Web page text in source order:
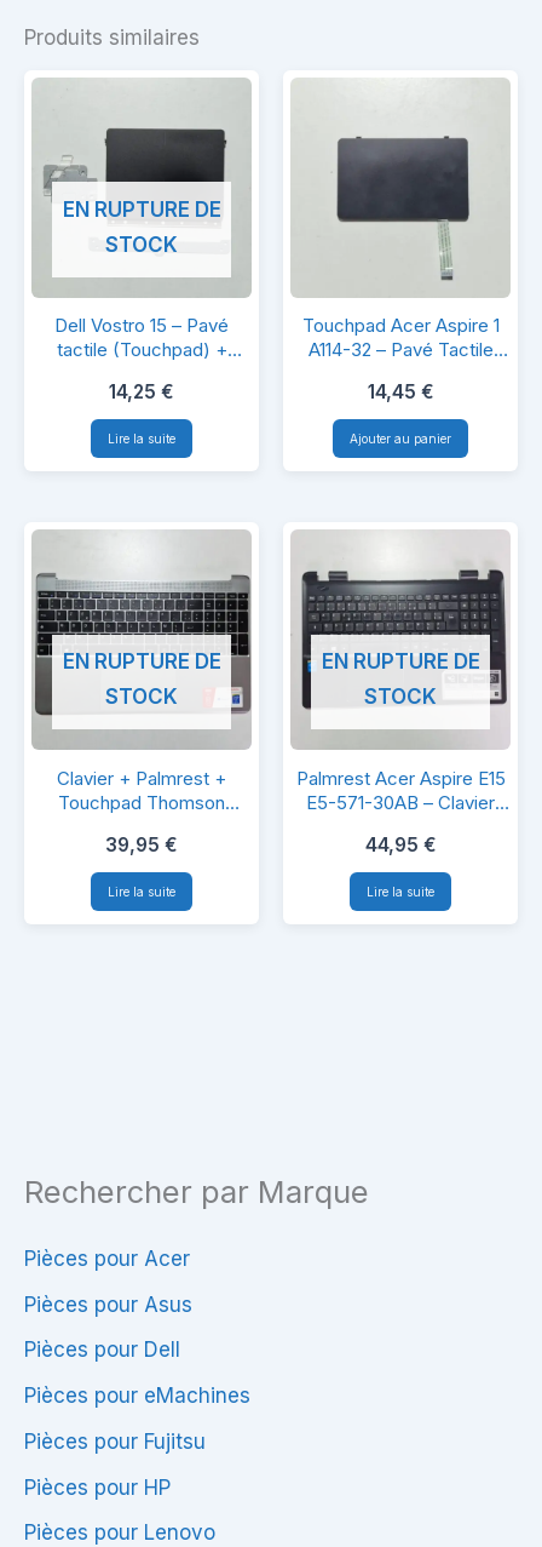
Rechercher par Marque
Pièces pour Acer
Pièces pour Asus
Pièces pour Dell
Pièces pour eMachines
Pièces pour Fujitsu
Pièces pour HP
Pièces pour Lenovo
Produits similaires
Dell
Vostro
15
–
Pavé
(Touchpad)
Support
métallique
EN RUPTURE DE
STOCK
Dell Vostro 15 – Pavé
tactile (Touchpad) +
14,25 €
Lire la suite
Touchpad
Acer
Aspire
1
A114-
–
Tactile
Original
Touchpad Acer Aspire 1
A114-32 – Pavé Tactile
14,45 €
Ajouter au panier
Clavier
+
Palmrest
+
Touchpad
EN RUPTURE DE
STOCK
Clavier + Palmrest +
Touchpad Thomson
39,95 €
Lire la suite
Palmrest
Acer
Aspire
E15
E5-
EN RUPTURE DE
STOCK
Palmrest Acer Aspire E15
E5-571-30AB – Clavier
44,95 €
Lire la suite